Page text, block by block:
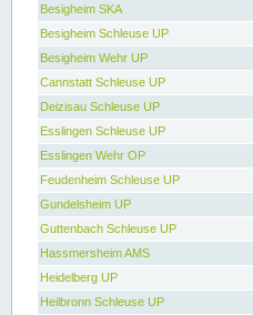
Besigheim SKA
Besigheim Schleuse UP
Besigheim Wehr UP
Cannstatt Schleuse UP
Deizisau Schleuse UP
Esslingen Schleuse UP
Esslingen Wehr OP
Feudenheim Schleuse UP
Gundelsheim UP
Guttenbach Schleuse UP
Hassmersheim AMS
Heidelberg UP
Heilbronn Schleuse UP